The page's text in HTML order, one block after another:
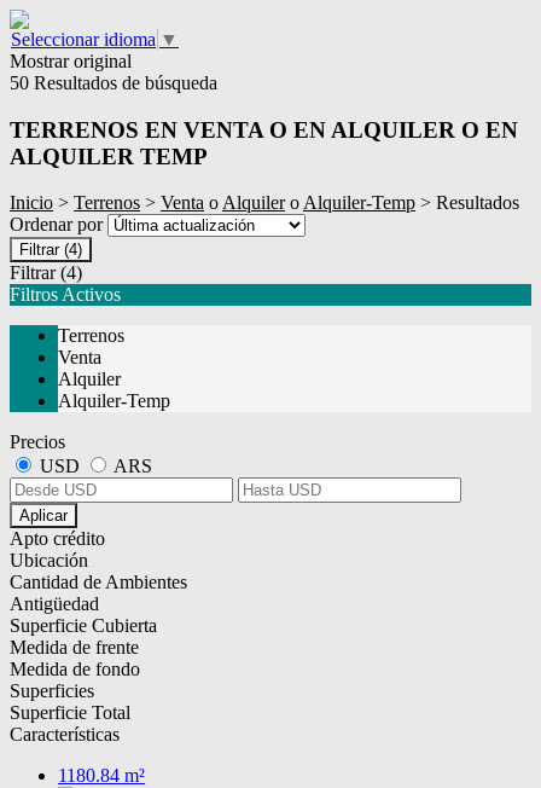
Seleccionar idioma ▼
Mostrar original
50 Resultados de búsqueda
TERRENOS EN VENTA O EN ALQUILER O EN
ALQUILER TEMP
Inicio > Terrenos > Venta oAlquileroAlquiler-Temp > Resultados
Ordenar por
Filtrar (4)
Filtrar (4)
Filtros Activos
Terrenos
Venta
Alquiler
Alquiler-Temp
Precios
USD
ARS
Aplicar
Apto crédito
Ubicación
Cantidad de Ambientes
Antigüedad
Superficie Cubierta
Medida de frente
Medida de fondo
Superficies
Superficie Total
Características
1180.84 m²